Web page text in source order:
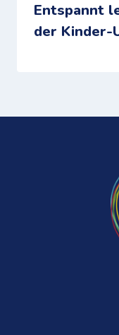
Entspannt
der Kinder-